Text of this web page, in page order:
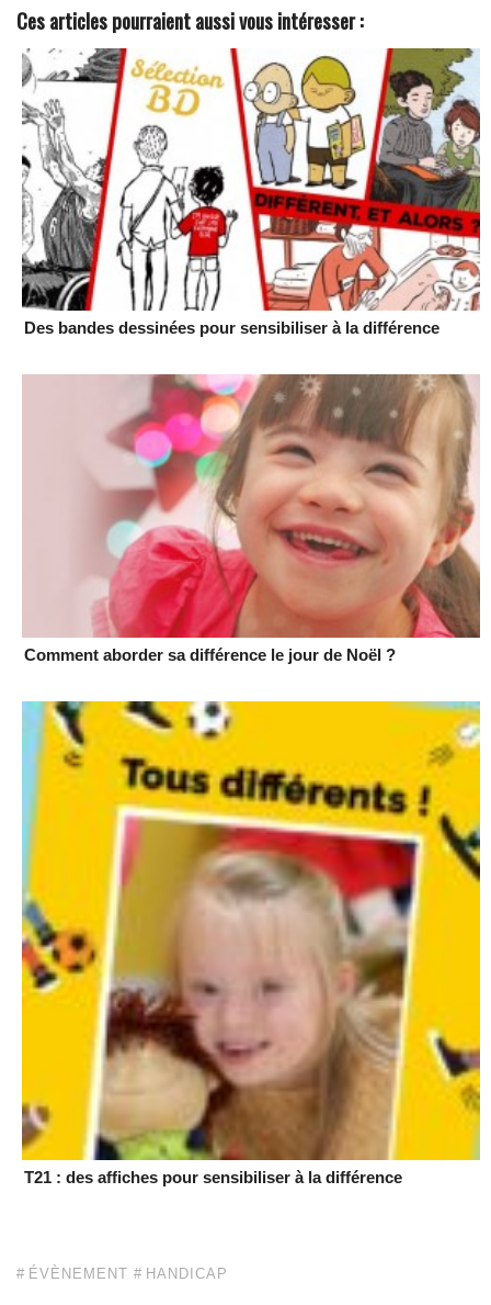
Ces articles pourraient aussi vous intéresser :
Des bandes dessinées pour sensibiliser à la différence
Comment aborder sa différence le jour de Noël ?
T21 : des affiches pour sensibiliser à la différence
ÉVÈNEMENT HANDICAP